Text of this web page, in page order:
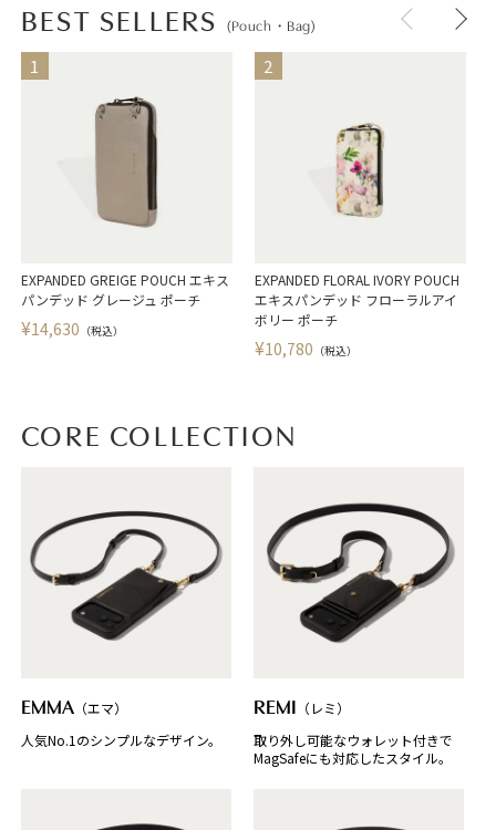
BEST SELLERS (Pouch・Bag)
EXPANDED GREIGE POUCH エキス
パンデッド グレージュ ポーチ
¥14,630 （税込）
EXPANDED FLORAL IVORY POUCH
エキスパンデッド フローラルアイ
ボリー ポーチ
¥10,780 （税込）
CORE COLLECTION
EMMA（エマ）
人気No.1のシンプルなデザイン。
REMI （レミ）
取り外し可能なウォレット付きで
MagSafeにも対応したスタイル。